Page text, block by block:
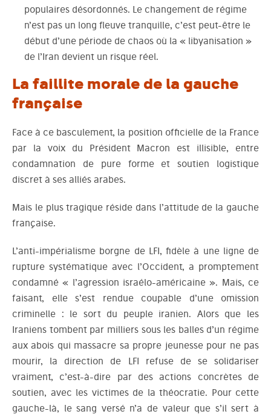
populaires désordonnés. Le changement de régime
n’est pas un long fleuve tranquille, c’est peut-être le
début d’une période de chaos où la « libyanisation »
de l’Iran devient un risque réel.
La faillite morale de la gauche
française
Face à ce basculement, la position officielle de la France
par la voix du Président Macron est illisible, entre
condamnation de pure forme et soutien logistique
discret à ses alliés arabes.
Mais le plus tragique réside dans l’attitude de la gauche
française.
L’anti-impérialisme borgne de LFI, fidèle à une ligne de
rupture systématique avec l’Occident, a promptement
condamné « l’agression israélo-américaine ». Mais, ce
faisant, elle s’est rendue coupable d’une omission
criminelle : le sort du peuple iranien. Alors que les
Iraniens tombent par milliers sous les balles d’un régime
aux abois qui massacre sa propre jeunesse pour ne pas
mourir, la direction de LFI refuse de se solidariser
vraiment, c’est-à-dire par des actions concrètes de
soutien, avec les victimes de la théocratie. Pour cette
gauche-là, le sang versé n’a de valeur que s’il sert à